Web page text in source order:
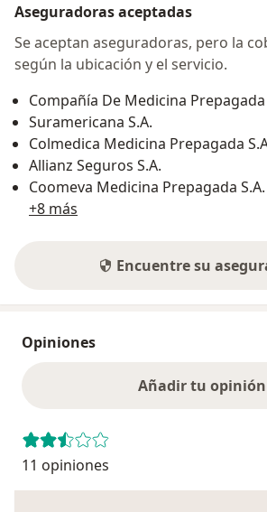
Aseguradoras aceptadas
Se aceptan aseguradoras, pero la
según la ubicación y el servicio.
Compañía De Medicina Prepagada
Suramericana S.A.
Colmedica Medicina Prepagada
Allianz Seguros S.A.
Coomeva Medicina Prepagada S.A.
+8 más
Encuentre su
Opiniones
Añadir tu opinión
11 opiniones